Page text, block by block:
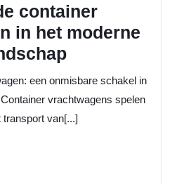
container
in het moderne
een onmisbare schakel in
vrachtwagens spelen
transport van[...]